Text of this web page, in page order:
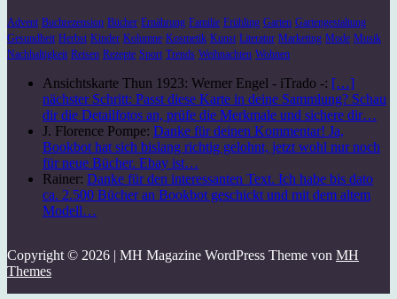
Advent Buchrezension Bücher Ernährung Familie Frühling Garten Gartengestaltung
Gesundheit Herbst Kinder Kolumne Kosmetik Kunst Literatur Marketing Mode Musik
Nachhaltigkeit Reisen Rezepte Sport Trends Weihnachten Wohnen
Ansichtskarte Thun 1923: Werner Engel - iTrado -: […]
nächster Schritt: Passt diese Karte in deine Sammlung? Schau
dir die Detailfotos an, prüfe die Merkmale und sichere dir…
J. Florence Pompe: Danke für deinen Kommentar! Ja,
Bookbot hat sich bislang richtig gelohnt, jetzt wohl nur noch
für neue Bücher. Ebay ist…
Rainer: Danke für den interessanten Text. Ich habe bis dato
ca. 2.500 Bücher an Bookbot geschickt und mit dem altem
Modell…
Copyright © 2026 | MH Magazine WordPress Theme von MH
Themes